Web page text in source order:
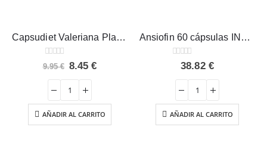
Ansiofin 60 cápsulas INTERNATURE
0out of 5
38.82€
AÑADIR AL CARRITO
Nivelansi Tongil
0out of 5
Desde 23.90€